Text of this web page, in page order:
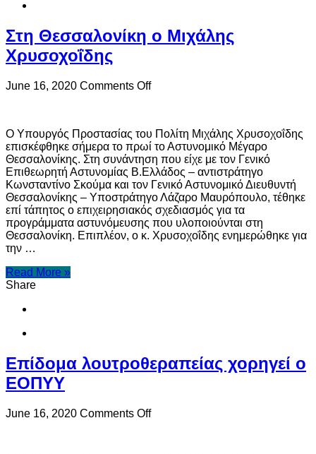
Στη Θεσσαλονίκη ο Μιχάλης
Χρυσοχοΐδης
June 16, 2020 Comments Offon
Μιχάλης
Χρυσοχοΐδης
Ο Υπουργός Προστασίας του Πολίτη Μιχάλης Χρυσοχοΐδης
επισκέφθηκε σήμερα το πρωί το Αστυνομικό Μέγαρο
Θεσσαλονίκης. Στη συνάντηση που είχε με τον Γενικό
Επιθεωρητή Αστυνομίας Β.Ελλάδος – αντιστράτηγο
Κωνσταντίνο Σκούμα και τον Γενικό Αστυνομικό Διευθυντή
Θεσσαλονίκης – Υποστράτηγο Λάζαρο Μαυρόπουλο, τέθηκε
επί τάπητος ο επιχειρησιακός σχεδιασμός για τα
προγράμματα αστυνόμευσης που υλοποιούνται στη
Θεσσαλονίκη. Επιπλέον, ο κ. Χρυσοχοΐδης ενημερώθηκε για
την …
Read More »
Share
Επίδομα λουτροθεραπείας χορηγεί ο
ΕΟΠΥΥ
June 16, 2020 Comments Offon